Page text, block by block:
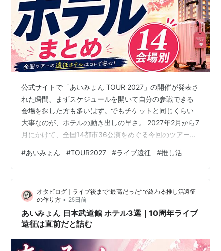
公式サイトで「あいみょん TOUR 2027」の開催が発表さ
れた瞬間、まずスケジュールを開いて自分の参戦できる
会場を探した方も多いはず。でもチケットと同じくらい
大事なのが、ホテルの動き出しの早さ。 2027年2月から7
月にかけて、全国14都市36公演をめぐる今回のツアー。
おくと、後から慌てずに済みます。チケットが当たって
からホテルを探すと、会場近くはすでに埋まっているこ
ともある。今決めなくて大丈夫。まずは行く予定の会場
だけ、空き状況を確認しておこう。 👇 参戦する会場が決
まっている方は、目次の会場名をタップするとホテル情
報へ移動できます。 🏯 …
#あいみょん #TOUR2027 #ライブ遠征 #推し活
オタビログ｜ライブ後まで“最高だった”で終わる推し活遠征
の作り方 • 25日前
あいみょん 日本武道館 ホテル3選｜10周年ライブ
遠征は直前だと詰む